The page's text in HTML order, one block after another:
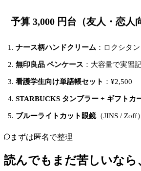
予算 3,000 円台（友人・恋人
ナース柄ハンドクリーム ：ロクシタ
無印良品 ペンケース ：大容量で実習
看護学生向け単語帳セット ：¥2,500
STARBUCKS タンブラー + ギフトカ
ブルーライトカット眼鏡（JINS / Zoff
まずは匿名で整理
読んでもまだ苦しいなら